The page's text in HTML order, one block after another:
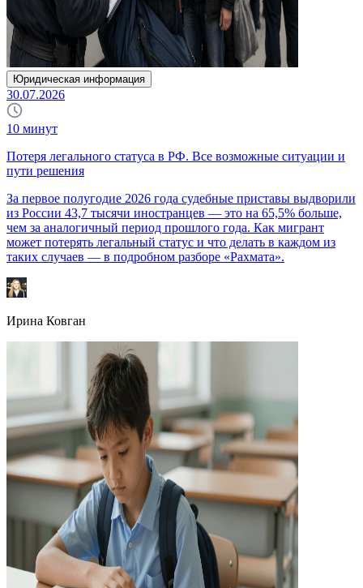
Юридическая информация
30.07.2026
10 минут
Потеря легального статуса в РФ. Все возможные ситуации и
пути решения
За первое полугодие 2026 года судебные приставы выдворили
из России 43,7 тысячи иностранцев — это на 65,5% больше,
чем за аналогичный период прошлого года. Как мигрант
может потерять легальный статус и что делать в каждом из
таких случаев — в подробном разборе «Рахмата».
Ирина Ковган